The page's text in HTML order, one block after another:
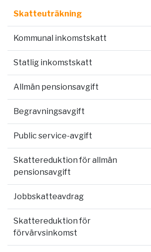
Skatteuträkning
Kommunal inkomstskatt
Statlig inkomstskatt
Allmän pensionsavgift
Begravningsavgift
Public service-avgift
Skattereduktion för allmän
pensionsavgift
Jobbskatteavdrag
Skattereduktion för
förvärvsinkomst